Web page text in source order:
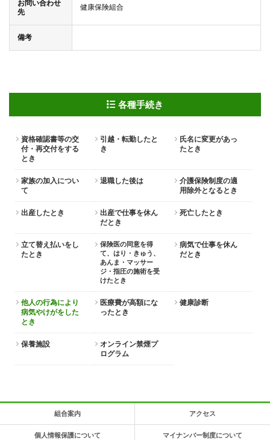
お問い合わせ
先
健康保険組合
備考
各種手続き
資格確認書等の交
付・再交付をする
とき
引越・転勤したと
き
氏名に変更があっ
たとき
家族の加入につい
て
退職した後は
介護保険制度の適
用除外となるとき
出産したとき
出産で仕事を休ん
だとき
死亡したとき
立て替え払いをし
たとき
保険医の同意を得
て、はり・きゅう、
あんま・マッサー
ジ・指圧の施術を受
けたとき
病気で仕事を休ん
だとき
他人の行為により
病気やけがをした
とき
医療費が高額にな
ったとき
健康診断
保養施設
オンライン禁煙プ
ログラム
組合案内 アクセス
個人情報保護について マイナンバー制度について